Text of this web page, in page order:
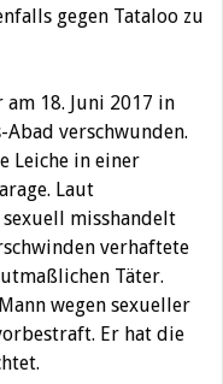
gegen Tataloo zu
18. Juni 2017 in
verschwunden.
Leiche in einer
Laut
misshandelt
verhaftete
Täter.
wegen sexueller
Er hat die